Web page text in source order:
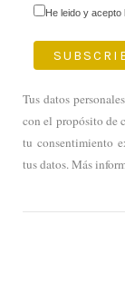
He leido y acepto
Tus datos
con el propósito de
tu consentimiento
tus datos. Más